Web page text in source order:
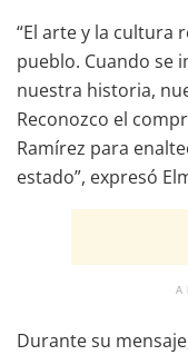
“El arte y la cultura
pueblo. Cuando se
nuestra historia,
Reconozco el
Ramírez para
estado”, expresó
Durante su